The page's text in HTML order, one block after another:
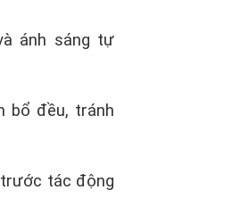
ánh sáng tự
bổ đều, tránh
trước tác động